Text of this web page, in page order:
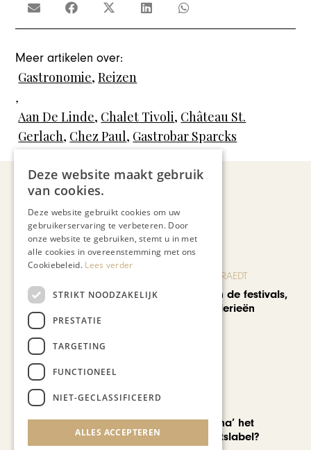
Meer artikelen over:
Gastronomie,Reizen
,
Aan De Linde, Chalet Tivoli, Château St.
Gerlach, Chez Paul, Gastrobar Sparcks
Recent nieuws
BLOG JO CORTENRAEDT
We verzuipen in de festivals,
feesten en braderieën
Is ‘Made in China’ het
nieuwe kwaliteitslabel?
Deze website maakt gebruik
van cookies.
Deze website gebruikt cookies om uw
gebruikerservaring te verbeteren. Door
onze website te gebruiken, stemt u in met
alle cookies in overeenstemming met ons
Cookiebeleid. Lees verder
STRIKT NOODZAKELIJK
PRESTATIE
TARGETING
FUNCTIONEEL
NIET-GECLASSIFICEERD
ALLES ACCEPTEREN